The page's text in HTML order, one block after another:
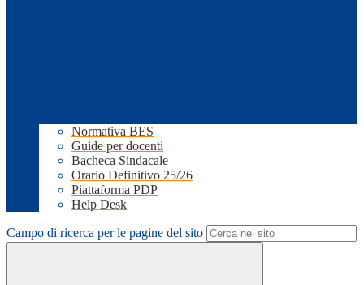
Normativa BES
Guide per docenti
Bacheca Sindacale
Orario Definitivo 25/26
Piattaforma PDP
Help Desk
Campo di ricerca per le pagine del sito